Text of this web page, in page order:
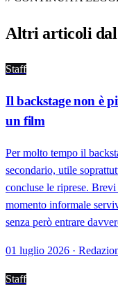
Altri articoli dal
Staff
Il backstage non è
un film
Per molto tempo il
secondario, utile
concluse le riprese.
momento informale
senza però entrare
01 luglio 2026 ·
Staff